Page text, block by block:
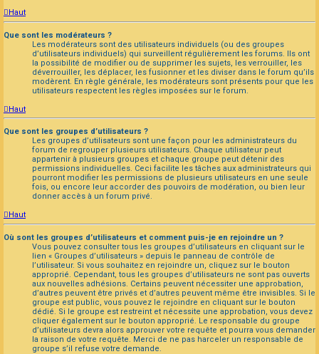
Haut
Que sont les modérateurs ?
Les modérateurs sont des utilisateurs individuels (ou des groupes
d’utilisateurs individuels) qui surveillent régulièrement les forums. Ils ont
la possibilité de modifier ou de supprimer les sujets, les verrouiller, les
déverrouiller, les déplacer, les fusionner et les diviser dans le forum qu’ils
modèrent. En règle générale, les modérateurs sont présents pour que les
utilisateurs respectent les règles imposées sur le forum.
Haut
Que sont les groupes d’utilisateurs ?
Les groupes d’utilisateurs sont une façon pour les administrateurs du
forum de regrouper plusieurs utilisateurs. Chaque utilisateur peut
appartenir à plusieurs groupes et chaque groupe peut détenir des
permissions individuelles. Ceci facilite les tâches aux administrateurs qui
pourront modifier les permissions de plusieurs utilisateurs en une seule
fois, ou encore leur accorder des pouvoirs de modération, ou bien leur
donner accès à un forum privé.
Haut
Où sont les groupes d’utilisateurs et comment puis-je en rejoindre un ?
Vous pouvez consulter tous les groupes d’utilisateurs en cliquant sur le
lien « Groupes d’utilisateurs » depuis le panneau de contrôle de
l’utilisateur. Si vous souhaitez en rejoindre un, cliquez sur le bouton
approprié. Cependant, tous les groupes d’utilisateurs ne sont pas ouverts
aux nouvelles adhésions. Certains peuvent nécessiter une approbation,
d’autres peuvent être privés et d’autres peuvent même être invisibles. Si le
groupe est public, vous pouvez le rejoindre en cliquant sur le bouton
dédié. Si le groupe est restreint et nécessite une approbation, vous devez
cliquer également sur le bouton approprié. Le responsable du groupe
d’utilisateurs devra alors approuver votre requête et pourra vous demander
la raison de votre requête. Merci de ne pas harceler un responsable de
groupe s’il refuse votre demande.